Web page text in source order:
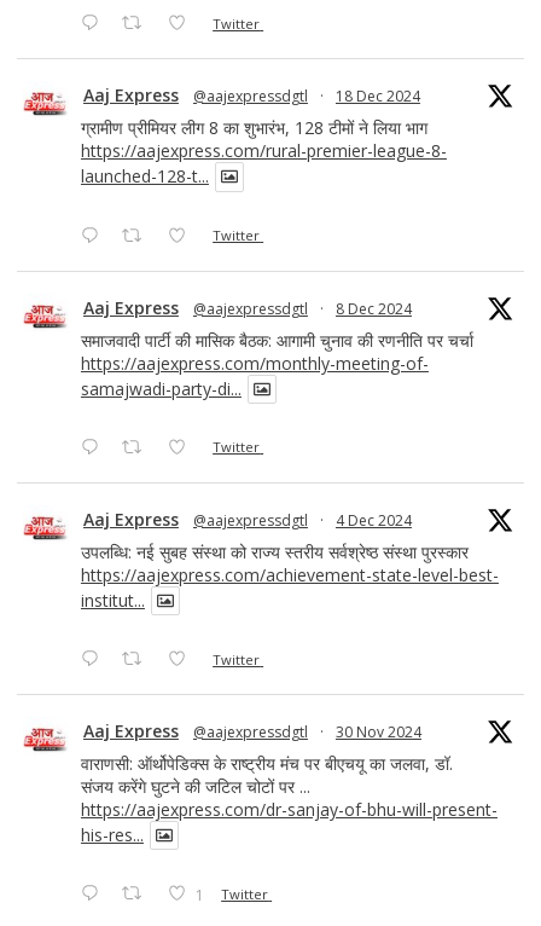
Twitter
Aaj Express @aajexpressdgtl · 18 Dec 2024
ग्रामीण प्रीमियर लीग 8 का शुभारंभ, 128 टीमों ने लिया भाग
https://aajexpress.com/rural-premier-league-8-
launched-128-t...
Twitter
Aaj Express @aajexpressdgtl · 8 Dec 2024
समाजवादी पार्टी की मासिक बैठक: आगामी चुनाव की रणनीति पर चर्चा
https://aajexpress.com/monthly-meeting-of-
samajwadi-party-di...
Twitter
Aaj Express @aajexpressdgtl · 4 Dec 2024
उपलब्धि: नई सुबह संस्था को राज्य स्तरीय सर्वश्रेष्ठ संस्था पुरस्कार
https://aajexpress.com/achievement-state-level-best-
institut...
Twitter
Aaj Express @aajexpressdgtl · 30 Nov 2024
वाराणसी: ऑर्थोपेडिक्स के राष्ट्रीय मंच पर बीएचयू का जलवा, डॉ.
संजय करेंगे घुटने की जटिल चोटों पर ...
https://aajexpress.com/dr-sanjay-of-bhu-will-present-
his-res...
1 Twitter